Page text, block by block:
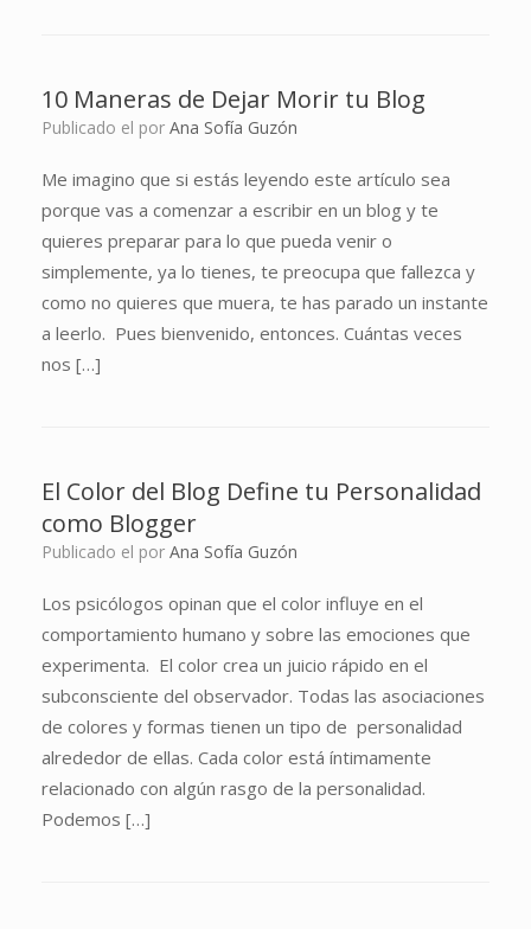
10 Maneras de Dejar Morir tu Blog
Publicado el por Ana Sofía Guzón
Me imagino que si estás leyendo este artículo sea
porque vas a comenzar a escribir en un blog y te
quieres preparar para lo que pueda venir o
simplemente, ya lo tienes, te preocupa que fallezca y
como no quieres que muera, te has parado un instante
a leerlo. Pues bienvenido, entonces. Cuántas veces
nos […]
El Color del Blog Define tu Personalidad
como Blogger
Publicado el por Ana Sofía Guzón
Los psicólogos opinan que el color influye en el
comportamiento humano y sobre las emociones que
experimenta. El color crea un juicio rápido en el
subconsciente del observador. Todas las asociaciones
de colores y formas tienen un tipo de personalidad
alrededor de ellas. Cada color está íntimamente
relacionado con algún rasgo de la personalidad.
Podemos […]